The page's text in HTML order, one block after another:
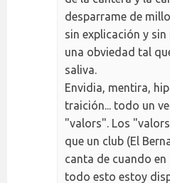
desparrame de
sin explicación y
una obviedad tal
saliva.
Envidia, mentira,
traición... todo un
"valors". Los
que un club (El
canta de cuando en
todo esto estoy